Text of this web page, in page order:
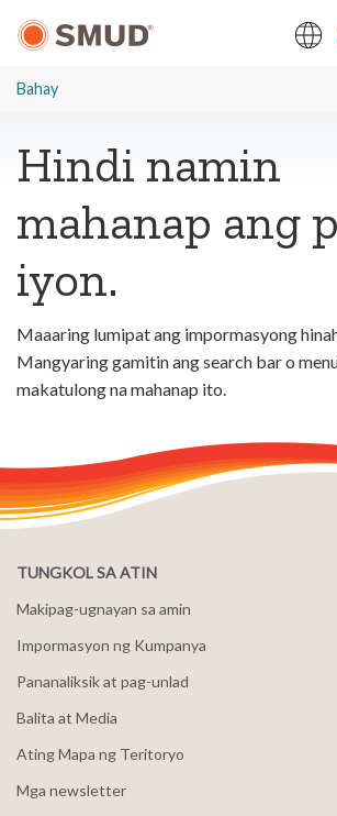
Nilalaman
Bahay
Hindi namin
mahanap ang
iyon.
Maaaring lumipat ang impormasyong
Mangyaring gamitin ang search bar o
makatulong na mahanap ito.
TUNGKOL SA ATIN
Makipag-ugnayan sa amin
Impormasyon ng Kumpanya
Pananaliksik at pag-unlad
Balita at Media
Ating Mapa ng Teritoryo
Mga newsletter